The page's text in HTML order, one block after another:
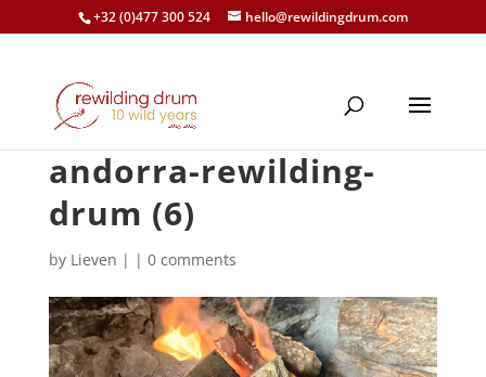
+32 (0)477 300 524 hello@rewildingdrum.com
andorra-rewilding-
drum (6)
by Lieven | | 0 comments